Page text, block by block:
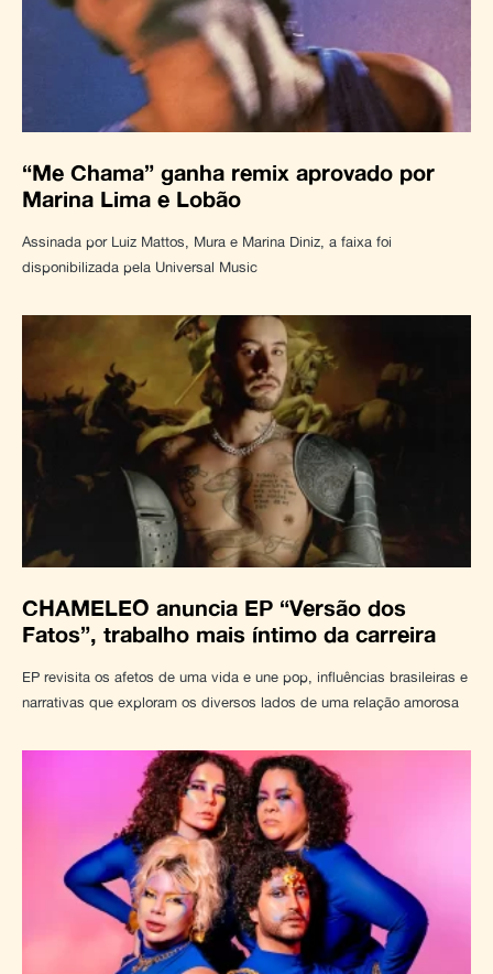
“Me Chama” ganha remix aprovado por
Marina Lima e Lobão
Assinada por Luiz Mattos, Mura e Marina Diniz, a faixa foi
disponibilizada pela Universal Music
CHAMELEO anuncia EP “Versão dos
Fatos”, trabalho mais íntimo da carreira
EP revisita os afetos de uma vida e une pop, influências brasileiras e
narrativas que exploram os diversos lados de uma relação amorosa